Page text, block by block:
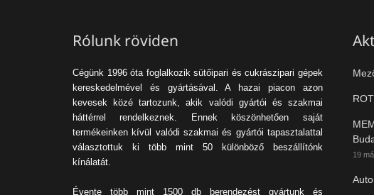
Rólunk röviden
Cégünk 1996 óta foglalkozik sütőipari és cukrászipari gépek
kereskedelmével és gyártásával. A hazai piacon azon
kevesek közé tartozunk, akik valódi gyártói és szakmai
háttérrel rendelkeznek. Ennek köszönhetően saját
termékeinken kívül valódi szakmai és gyártói tapasztalattal
választottuk ki több mint 50 különböző beszállítónk
kínálatát.
Évente több mint 1500 db berendezést gyártunk és
19